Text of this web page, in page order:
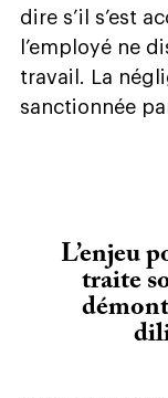
dire s’il s’est
l’employé ne
travail. La
sanctionnée
L’enjeu
traite